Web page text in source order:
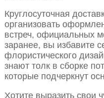
Круглосуточная
организовать
встреч, официальных
заранее, вы избавите
флористического
знают толк в сборке
которые подчеркнут
Хотите выразить свои